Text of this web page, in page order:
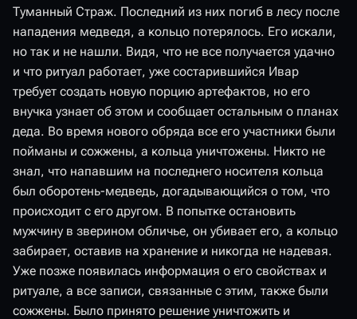
Туманный Страж. Последний из них погиб в лесу после
нападения медведя, а кольцо потерялось. Его искали,
но так и не нашли. Видя, что не все получается удачно
и что ритуал работает, уже состарившийся Ивар
требует создать новую порцию артефактов, но его
внучка узнает об этом и сообщает остальным о планах
деда. Во время нового обряда все его участники были
пойманы и сожжены, а кольца уничтожены. Никто не
знал, что напавшим на последнего носителя кольца
был оборотень-медведь, догадывающийся о том, что
происходит с его другом. В попытке остановить
мужчину в зверином обличье, он убивает его, а кольцо
забирает, оставив на хранение и никогда не надевая.
Уже позже появилась информация о его свойствах и
ритуале, а все записи, связанные с этим, также были
сожжены. Было принято решение уничтожить и